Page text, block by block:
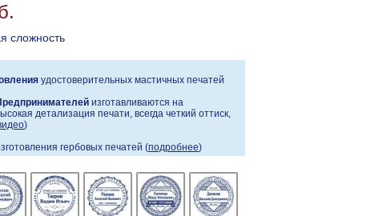
сложность
удостоверительных мастичных печатей
изготавливаются на
детализация печати, всегда четкий оттиск,
)
гербовых печатей (подробнее)